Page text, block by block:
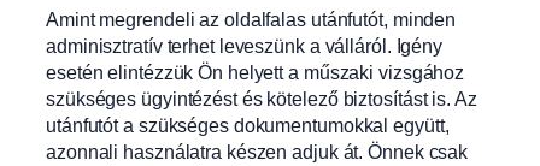
Amint megrendeli az oldalfalas utánfutót, minden
adminisztratív terhet leveszünk a válláról. Igény
esetén elintézzük Ön helyett a műszaki vizsgához
szükséges ügyintézést és kötelező biztosítást is. Az
utánfutót a szükséges dokumentumokkal együtt,
azonnali használatra készen adjuk át. Önnek csak